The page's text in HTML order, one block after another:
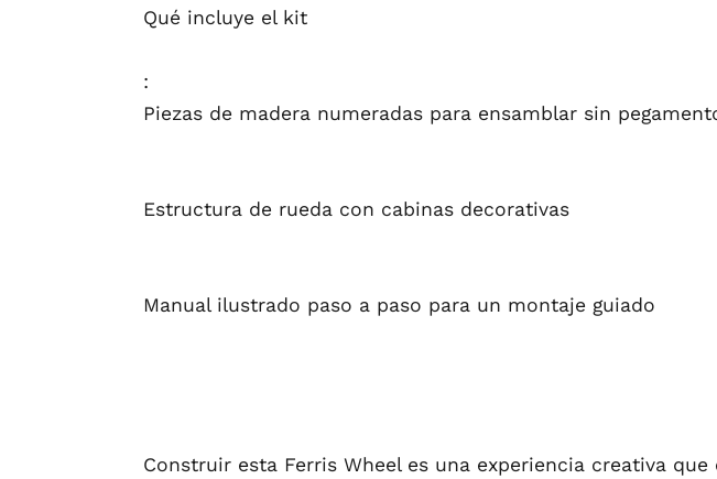
Qué incluye el kit
:
Piezas de madera numeradas para ensamblar sin
Estructura de rueda con cabinas decorativas
Manual ilustrado paso a paso para un montaje guiado
Construir esta Ferris Wheel es una experiencia creativa